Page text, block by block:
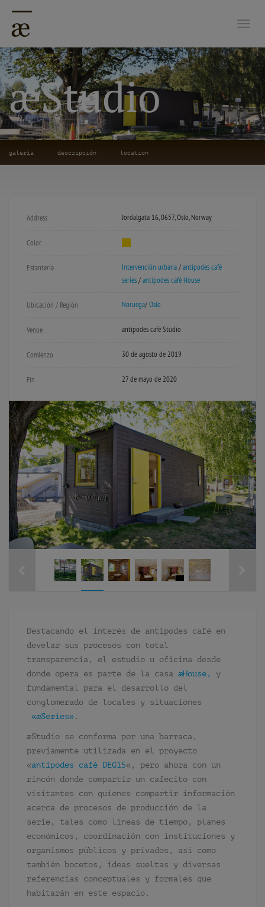
æStudio
galería descripción location
Address Jordalgata 16, 0657, Oslo, Norway
Color
Estantería Intervención urbana/antipodes café
series/antipodes café House
Ubicación / Región Noruega/Oslo
Venue antipodes café Studio
Comienzo 30 de agosto de 2019
Fin 27 de mayo de 2020
Destacando el interés de antipodes café en
develar sus procesos con total
transparencia, el estudio u oficina desde
donde opera es parte de la casa æHouse,
y
fundamental para el desarrollo del
conglomerado de locales y situaciones
«æSeries».
æStudio se conforma por una barraca,
previamente utilizada en el proyecto
«antipodes café DEG15«, pero ahora con un
rincón donde compartir un cafecito con
visitantes con quienes compartir información
acerca de procesos de producción de la
serie, tales como líneas de tiempo, planes
económicos, coordinación con instituciones y
organismos públicos y privados, así como
también bocetos, ideas sueltas y diversas
referencias conceptuales y formales que
habitarán en este espacio.